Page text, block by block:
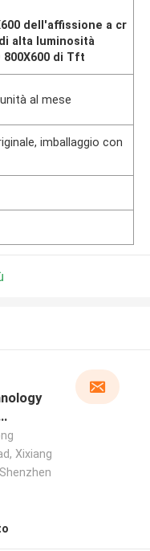
dell'affissione a cr
alta luminosità
800X600 di Tft
al mese
imballaggio con
Xixiang